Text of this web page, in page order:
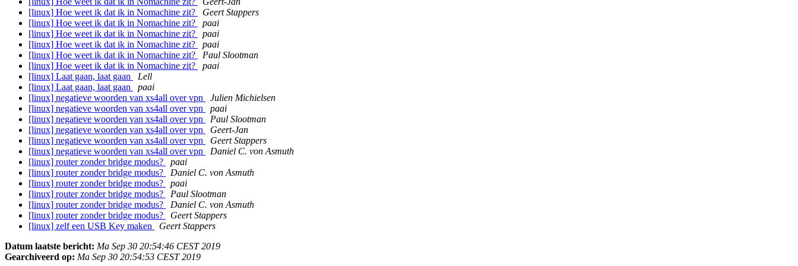
[linux] Hoe weet ik dat ik in Nomachine zit?
Geert Stappers
[linux] Hoe weet ik dat ik in Nomachine zit?
paai
[linux] Hoe weet ik dat ik in Nomachine zit?
paai
[linux] Hoe weet ik dat ik in Nomachine zit?
paai
[linux] Hoe weet ik dat ik in Nomachine zit?
Paul Slootman
[linux] Hoe weet ik dat ik in Nomachine zit?
paai
[linux] Laat gaan, laat gaan
Lell
[linux] Laat gaan, laat gaan
paai
[linux] negatieve woorden van xs4all over vpn
Julien Michielsen
[linux] negatieve woorden van xs4all over vpn
paai
[linux] negatieve woorden van xs4all over vpn
Paul Slootman
[linux] negatieve woorden van xs4all over vpn
Geert-Jan
[linux] negatieve woorden van xs4all over vpn
Geert Stappers
[linux] negatieve woorden van xs4all over vpn
Daniel C. von Asmuth
[linux] router zonder bridge modus?
paai
[linux] router zonder bridge modus?
Daniel C. von Asmuth
[linux] router zonder bridge modus?
paai
[linux] router zonder bridge modus?
Paul Slootman
[linux] router zonder bridge modus?
Daniel C. von Asmuth
[linux] router zonder bridge modus?
Geert Stappers
[linux] zelf een USB Key maken
Geert Stappers
Datum laatste bericht: Ma Sep 30 20:54:46 CEST 2019
Gearchiveerd op: Ma Sep 30 20:54:53 CEST 2019